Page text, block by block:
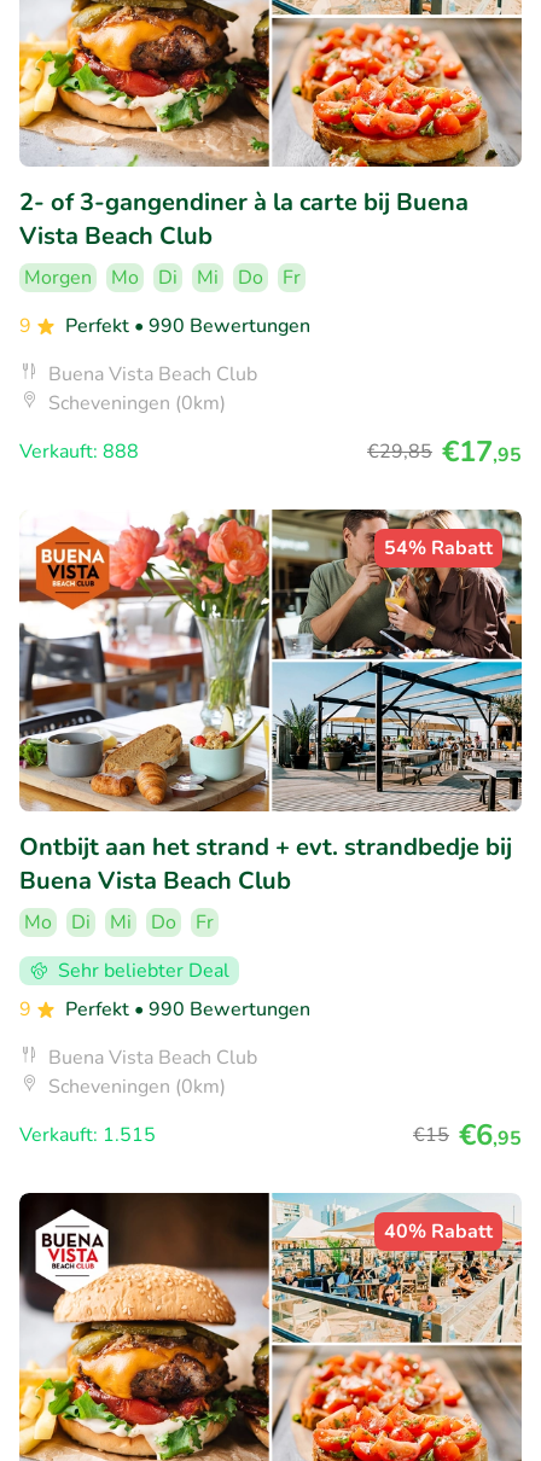
2- of 3-gangendiner à la carte bij Buena
Vista Beach Club
Morgen Mo Di Mi Do
Fr
9
Perfekt • 990 Bewertungen
Buena Vista Beach Club
Scheveningen (0km)
Verkauft: 888
€29,85 €17,95
54% Rabatt
Ontbijt aan het strand + evt. strandbedje bij
Buena Vista Beach Club
Mo Di Mi Do
Fr
Sehr beliebter Deal
9
Perfekt • 990 Bewertungen
Buena Vista Beach Club
Scheveningen (0km)
Verkauft: 1.515
€15 €6,95
40% Rabatt